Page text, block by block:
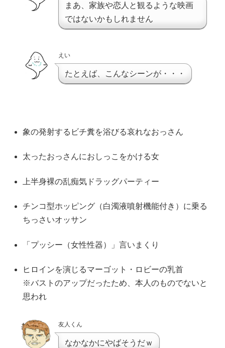
まあ、家族や恋人と観るような映画
ではないかもしれません
えい
たとえば、こんなシーンが・・・
象の発射するビチ糞を浴びる哀れなおっさん
太ったおっさんにおしっこをかける女
上半身裸の乱痴気ドラッグパーティー
チンコ型ホッピング（白濁液噴射機能付き）に乗る
ちっさいオッサン
「プッシー（女性性器）」言いまくり
ヒロインを演じるマーゴット・ロビーの乳首
※バストのアップだったため、本人のものでないと
思われ
友人くん
なかなかにやばそうだｗ